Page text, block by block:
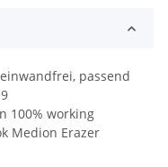
passend
100% working
Medion Erazer